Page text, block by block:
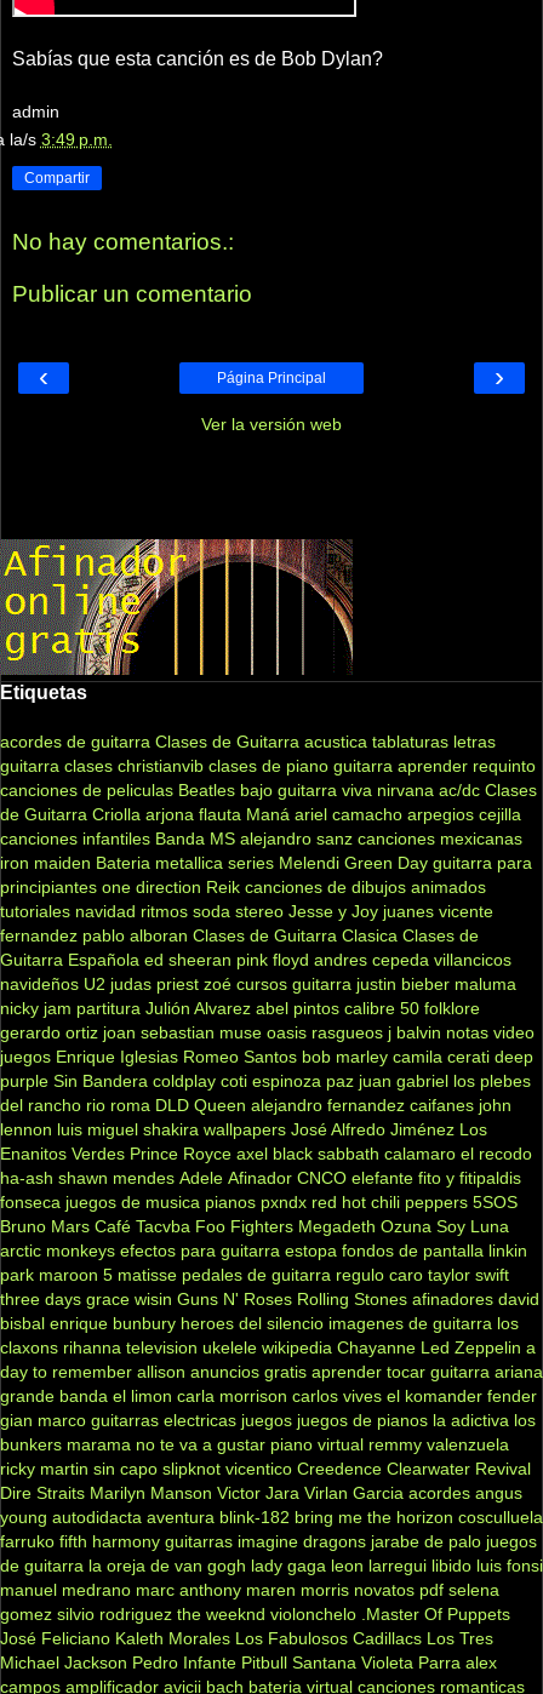
Sabías que esta canción es de Bob Dylan?
admin
la/s 3:49 p.m.
Compartir
No hay comentarios.:
Publicar un comentario
‹ ›
Página Principal
Ver la versión web
Etiquetas
acordes de guitarra Clases de Guitarra acustica tablaturas letras
guitarra clases christianvib clases de piano guitarra aprender requinto
canciones de peliculas Beatles bajo guitarra viva nirvana ac/dc Clases
de Guitarra Criolla arjona flauta Maná ariel camacho arpegios cejilla
canciones infantiles Banda MS alejandro sanz canciones mexicanas
iron maiden Bateria metallica series Melendi Green Day guitarra para
principiantes one direction Reik canciones de dibujos animados
tutoriales navidad ritmos soda stereo Jesse y Joy juanes vicente
fernandez pablo alboran Clases de Guitarra Clasica Clases de
Guitarra Española ed sheeran pink floyd andres cepeda villancicos
navideños U2 judas priest zoé cursos guitarra justin bieber maluma
nicky jam partitura Julión Alvarez abel pintos calibre 50 folklore
gerardo ortiz joan sebastian muse oasis rasgueos j balvin notas video
juegos Enrique Iglesias Romeo Santos bob marley camila cerati deep
purple Sin Bandera coldplay coti espinoza paz juan gabriel los plebes
del rancho rio roma DLD Queen alejandro fernandez caifanes john
lennon luis miguel shakira wallpapers José Alfredo Jiménez Los
Enanitos Verdes Prince Royce axel black sabbath calamaro el recodo
ha-ash shawn mendes Adele Afinador CNCO elefante fito y fitipaldis
fonseca juegos de musica pianos pxndx red hot chili peppers 5SOS
Bruno Mars Café Tacvba Foo Fighters Megadeth Ozuna Soy Luna
arctic monkeys efectos para guitarra estopa fondos de pantalla linkin
park maroon 5 matisse pedales de guitarra regulo caro taylor swift
three days grace wisin Guns N' Roses Rolling Stones afinadores david
bisbal enrique bunbury heroes del silencio imagenes de guitarra los
claxons rihanna television ukelele wikipedia Chayanne Led Zeppelin a
day to remember allison anuncios gratis aprender tocar guitarra ariana
grande banda el limon carla morrison carlos vives el komander fender
gian marco guitarras electricas juegos juegos de pianos la adictiva los
bunkers marama no te va a gustar piano virtual remmy valenzuela
ricky martin sin capo slipknot vicentico Creedence Clearwater Revival
Dire Straits Marilyn Manson Victor Jara Virlan Garcia acordes angus
young autodidacta aventura blink-182 bring me the horizon cosculluela
farruko fifth harmony guitarras imagine dragons jarabe de palo juegos
de guitarra la oreja de van gogh lady gaga leon larregui libido luis fonsi
manuel medrano marc anthony maren morris novatos pdf selena
gomez silvio rodriguez the weeknd violonchelo .Master Of Puppets
José Feliciano Kaleth Morales Los Fabulosos Cadillacs Los Tres
Michael Jackson Pedro Infante Pitbull Santana Violeta Parra alex
campos amplificador avicii bach bateria virtual canciones romanticas